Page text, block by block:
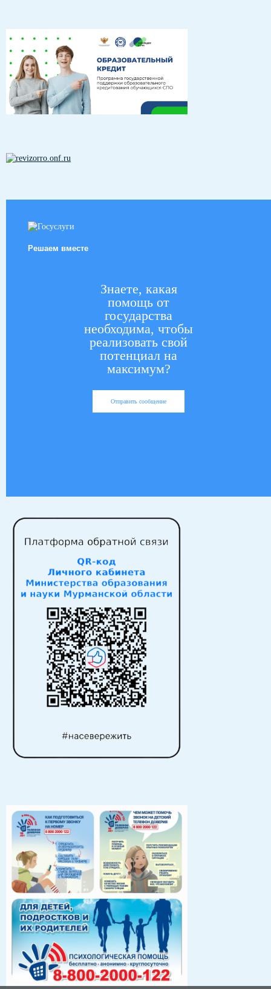
Решаем вместе
Знаете, какая
помощь от
государства
необходима, чтобы
реализовать свой
потенциал на
максимум?
Отправить сообщение